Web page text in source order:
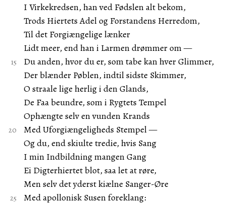
I Virkekredsen, han ved Fødslen alt bekom,
Trods Hiertets Adel og Forstandens Herredom,
Til det Forgiængelige lænker
Lidt meer, end han i Larmen drømmer om —
Du anden, hvor du er, som tabe kan hver Glimmer,
Der blænder Pøblen, indtil sidste Skimmer,
O straale lige herlig i den Glands,
De Faa beundre, som i Rygtets Tempel
Ophængte selv en vunden Krands
Med Uforgiængeligheds Stempel —
Og du, end skiulte tredie, hvis Sang
I min Indbildning mangen Gang
Ei Digterhiertet blot, saa let at røre,
Men selv det yderst kiælne Sanger-Øre
Med apollonisk Susen foreklang: